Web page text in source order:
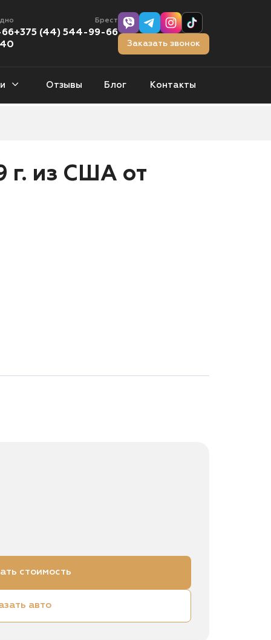
66
Брест
+375 (44) 544-99-66
Заказать звонок
Отзывы Блог Контакты
г. из США от
стоимость
авто